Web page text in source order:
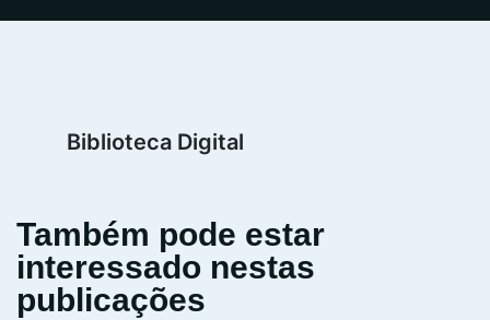
Biblioteca Digital
Também pode estar
interessado nestas
publicações